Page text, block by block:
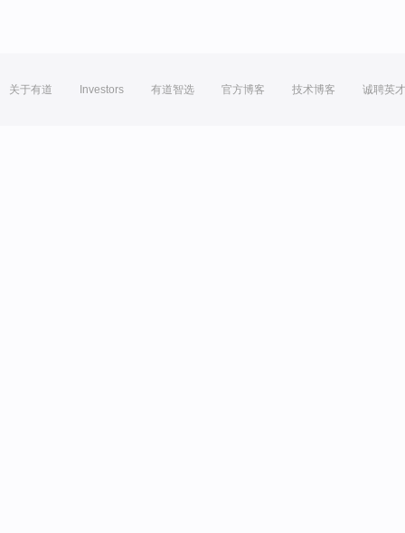
关于有道 Investors 有道智选 官方博客 技术博客 诚聘英才